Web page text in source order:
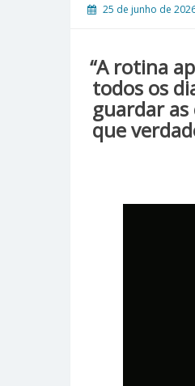
25 de junho de
“A rotina
todos os
guardar as
que